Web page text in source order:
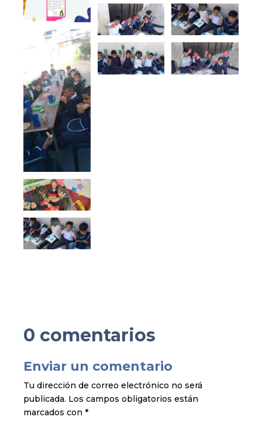
0 comentarios
Enviar un comentario
Tu dirección de correo electrónico no será
publicada. Los campos obligatorios están
marcados con *